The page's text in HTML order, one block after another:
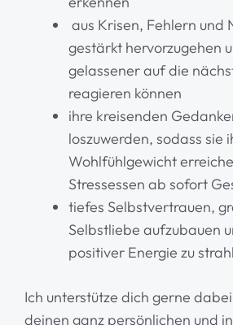
aus Krisen, Fehlern und
gestärkt hervorzugehen
gelassener auf die
reagieren können
ihre kreisenden
loszuwerden, sodass sie
Wohlfühlgewicht
Stressessen ab sofort
tiefes Selbstvertrauen,
Selbstliebe aufzubauen
positiver Energie zu
Ich unterstütze dich gerne
deinen ganz persönlichen und